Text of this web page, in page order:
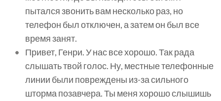
пытался звонить вам несколько раз, но
телефон был отключен, а затем он был все
время занят.
Привет, Генри. У нас все хорошо. Так рада
слышать твой голос. Ну, местные телефонные
линии были повреждены из-за сильного
шторма позавчера. Ты меня хорошо слышишь